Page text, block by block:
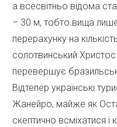
а всесвітньо відома
– 30 м, тобто вища
перерахунку на
солотвинський Христос
перевершує
Відтепер українські
Жанейро, майже як
скептично всміхатися і